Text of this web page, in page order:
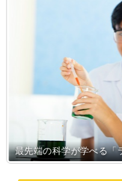
最先端の科学が学べる「